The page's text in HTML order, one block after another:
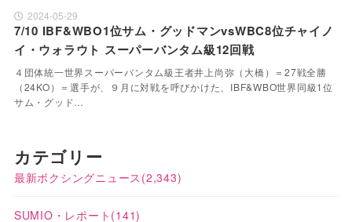
2024-05-29
7/10 IBF&WBO1位サム・グッドマンvsWBC8位チャイノ
イ・ウォラウト スーパーバンタム級12回戦
４団体統一世界スーパーバンタム級王者井上尚弥（大橋）＝27戦全勝
（24KO）＝選手が、９月に対戦を呼びかけた、IBF&WBO世界同級1位
サム・グッド…
カテゴリー
最新ボクシングニュース (2,343)
SUMIO・レポート (141)